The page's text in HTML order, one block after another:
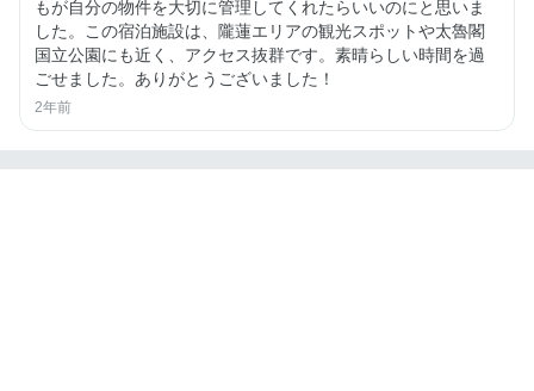
もが自分の物件を大切に管理してくれたらいいのにと思いま
した。この宿泊施設は、隴蓮エリアの観光スポットや太魯閣
国立公園にも近く、アクセス抜群です。素晴らしい時間を過
ごせました。ありがとうございました！
2年前